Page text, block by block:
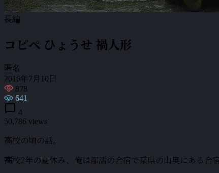
長編
コピペ ひょうせ 禍人形
匿名
2016年7月10日
878
641
chat_bubble 4
50,786 views
高校の頃の話。
高校2年の夏休み、俺は部活の合宿で某県の山奥にある合